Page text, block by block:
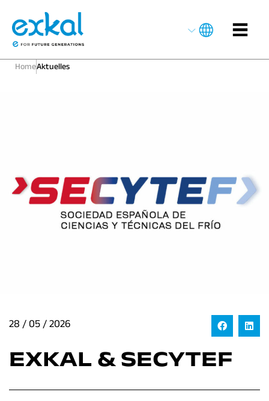
HomeAktuelles
28 / 05 / 2026
EXKAL & SECYTEF